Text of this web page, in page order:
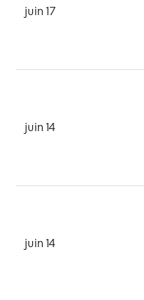
juin 17
juin 14
juin 14